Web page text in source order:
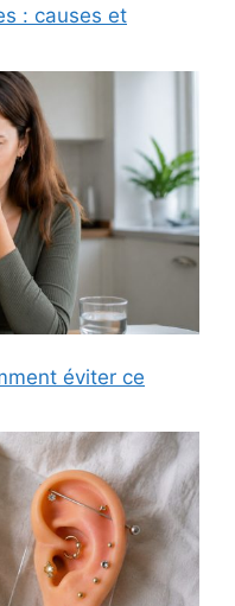
: causes et
éviter ce